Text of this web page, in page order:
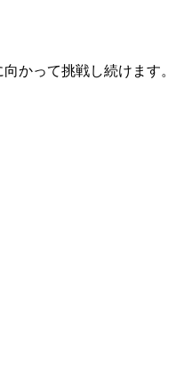
かって挑戦し続けます。